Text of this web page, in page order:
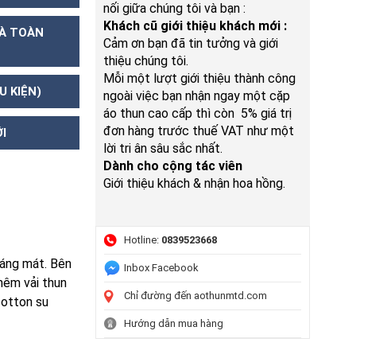
TOÀN
KIỆN)
mát. Bên
vải thun
su
nối giữa chúng tôi và bạn :
Khách cũ giới thiệu khách mới :
Cảm ơn bạn đã tin tưởng và giới
thiệu chúng tôi.
Mỗi một lượt giới thiệu thành công
ngoài việc bạn nhận ngay một cặp
áo thun cao cấp thì còn 5% giá trị
đơn hàng trước thuế VAT như một
lời tri ân sâu sắc nhất.
Dành cho cộng tác viên
Giới thiệu khách & nhận hoa hồng.
Hotline: 0839523668
Inbox Facebook
Chỉ đường đến aothunmtd.com
Hướng dẫn mua hàng